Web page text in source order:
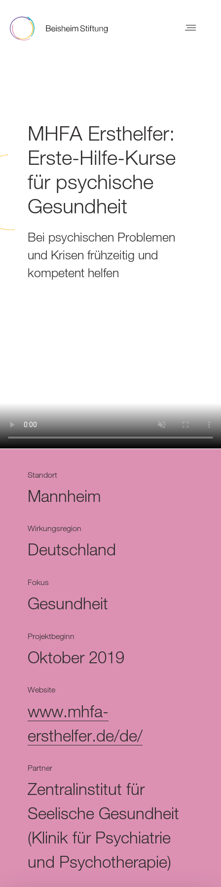
MHFA Ersthelfer:
Erste-Hilfe-Kurse
für psychische
Gesundheit
Bei psychischen Problemen
und Krisen frühzeitig und
kompetent helfen
Standort
Mannheim
Wirkungsregion
Deutschland
Fokus
Gesundheit
Projektbeginn
Oktober 2019
Website
www.mhfa-
ersthelfer.de/de/
Partner
Zentralinstitut für
Seelische Gesundheit
(Klinik für Psychiatrie
und Psychotherapie)